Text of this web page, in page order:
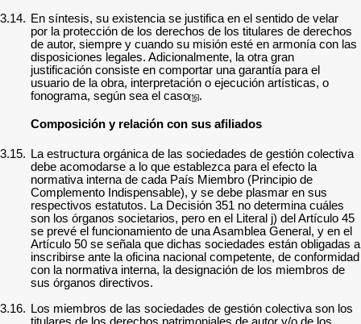
3.14. En síntesis, su existencia se justifica en el sentido de velar
por la protección de los derechos de los titulares de derechos
de autor, siempre y cuando su misión esté en armonía con las
disposiciones legales. Adicionalmente, la otra gran
justificación consiste en comportar una garantía para el
usuario de la obra, interpretación o ejecución artísticas, o
fonograma, según sea el caso[16].
Composición y relación con sus afiliados
3.15.
La estructura orgánica de las sociedades de gestión colectiva
debe acomodarse a lo que establezca para el efecto la
normativa interna de cada País Miembro (Principio de
Complemento Indispensable), y se debe plasmar en sus
respectivos estatutos. La Decisión 351 no determina cuáles
son los órganos societarios, pero en el Literal j) del Artículo 45
se prevé el funcionamiento de una Asamblea General, y en el
Artículo 50 se señala que dichas sociedades están obligadas a
inscribirse ante la oficina nacional competente, de conformidad
con la normativa interna, la designación de los miembros de
sus órganos directivos.
3.16.
Los miembros de las sociedades de gestión colectiva son los